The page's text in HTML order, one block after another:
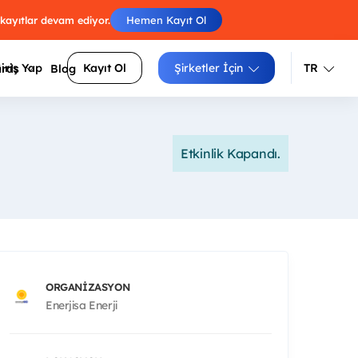
devam ediyor. Hemen Kayıt Ol
daha
Engelleri atla, skorunu arkadaşlarınla
Blog
Yap Kayıt Ol Şirketler İçin TR
İngilizce
Etkinlik Kapandı.
ORGANIZASYON
Enerjisa Enerji